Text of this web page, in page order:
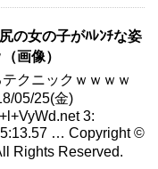
の女の子がﾊﾚﾝﾁな姿
画像）
クニックｗｗｗｗ
05/25(金)
3:
… Copyright ©
Rights Reserved.